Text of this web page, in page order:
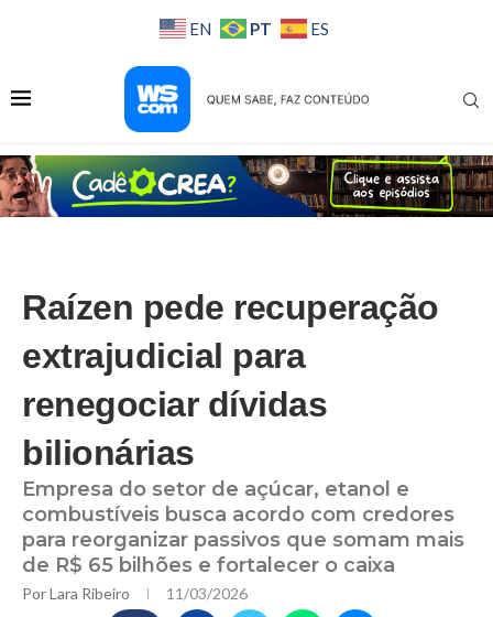
EN PT ES
Raízen pede recuperação
extrajudicial para
renegociar dívidas
bilionárias
Empresa do setor de açúcar, etanol e
combustíveis busca acordo com credores
para reorganizar passivos que somam mais
de R$ 65 bilhões e fortalecer o caixa
PorLara Ribeiro 11/03/2026